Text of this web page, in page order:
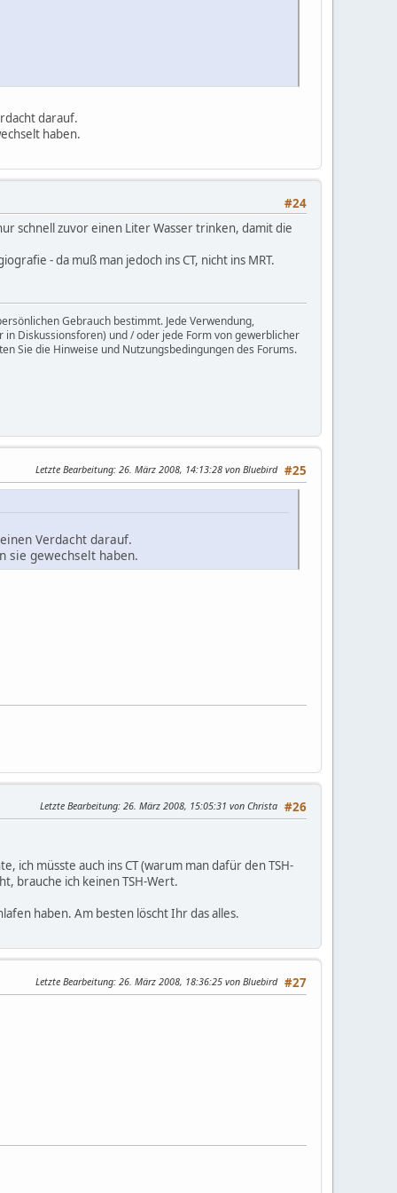
darauf.
haben.
#24
schnell zuvor einen Liter Wasser trinken, damit die
- da muß man jedoch ins CT, nicht ins MRT.
Gebrauch bestimmt. Jede Verwendung,
Diskussionsforen) und / oder jede Form von gewerblicher
Sie die Hinweise und Nutzungsbedingungen des Forums.
#25
Letzte Bearbeitung: 26. März 2008, 14:13:28 von Bluebird
Verdacht darauf.
sie gewechselt haben.
#26
Letzte Bearbeitung: 26. März 2008, 15:05:31 von Christa
ich müsste auch ins CT (warum man dafür den TSH-
brauche ich keinen TSH-Wert.
haben. Am besten löscht Ihr das alles.
#27
Letzte Bearbeitung: 26. März 2008, 18:36:25 von Bluebird